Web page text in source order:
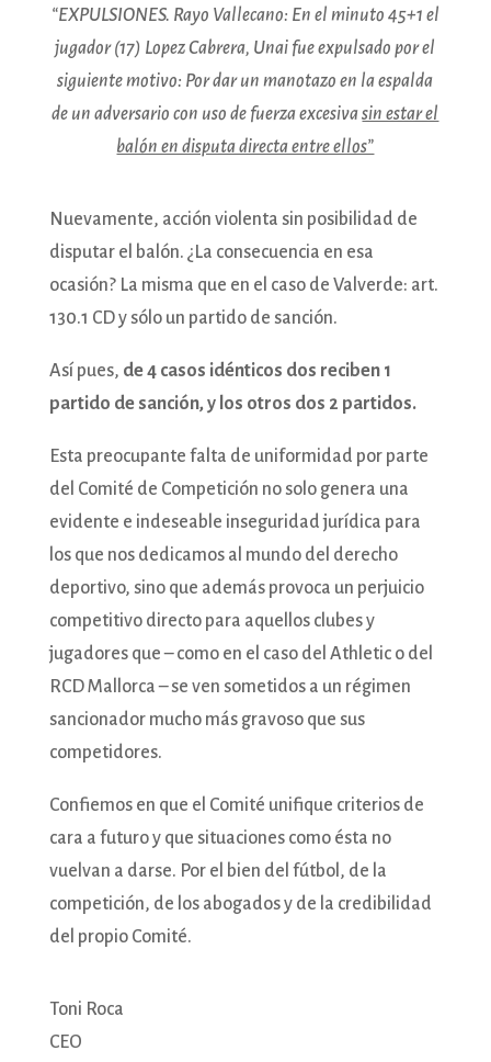
“EXPULSIONES. Rayo Vallecano: En el minuto 45+1 el
jugador (17) Lopez Cabrera, Unai fue expulsado por el
siguiente motivo: Por dar un manotazo en la espalda
de un adversario con uso de fuerza excesivasin estar el
balón en disputa directa entre ellos”
Nuevamente, acción violenta sin posibilidad de
disputar el balón. ¿La consecuencia en esa
ocasión? La misma que en el caso de Valverde: art.
130.1 CD y sólo un partido de sanción.
Así pues, de 4 casos idénticos dos reciben 1
partido de sanción, y los otros dos 2 partidos.
Esta preocupante falta de uniformidad por parte
del Comité de Competición no solo genera una
evidente e indeseable inseguridad jurídica para
los que nos dedicamos al mundo del derecho
deportivo, sino que además provoca un perjuicio
competitivo directo para aquellos clubes y
jugadores que – como en el caso del Athletic o del
RCD Mallorca – se ven sometidos a un régimen
sancionador mucho más gravoso que sus
competidores.
Confiemos en que el Comité unifique criterios de
cara a futuro y que situaciones como ésta no
vuelvan a darse. Por el bien del fútbol, de la
competición, de los abogados y de la credibilidad
del propio Comité.
Toni Roca
CEO